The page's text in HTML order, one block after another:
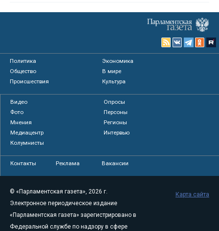
Политика
Экономика
Общество
В мире
Происшествия
Культура
Видео
Опросы
Фото
Персоны
Мнения
Регионы
Медиацентр
Интервью
Колумнисты
Контакты Реклама Вакансии
© «Парламентская газета», 2026 г.
Электронное периодическое издание
«Парламентская газета» зарегистрировано в
Федеральной службе по надзору в сфере
Карта сайта